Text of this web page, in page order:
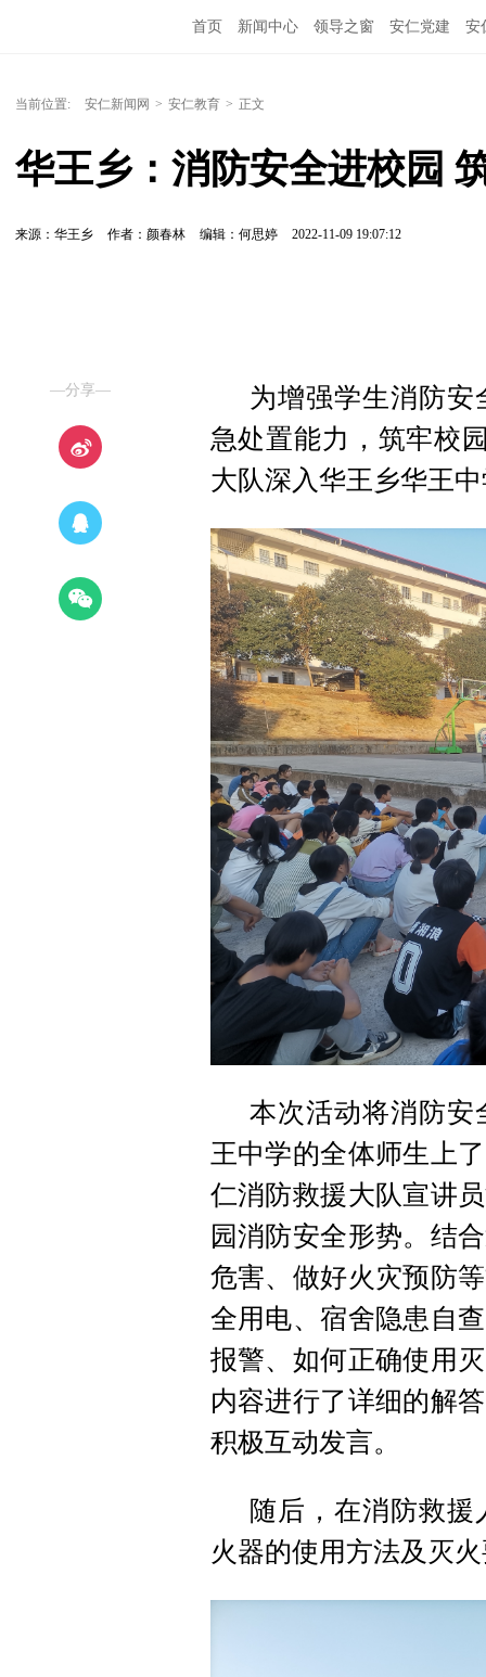
首页 新闻中心 领导之窗 安仁党建 安
当前位置: 安仁新闻网 > 安仁教育 > 正文
华王乡：消防安全进校园
来源：华王乡 作者：颜春林 编辑：何思婷 2022-11-09 19:07:12
—分享—
为增强学生消防
急处置能力，筑牢校
大队深入华王乡华王
本次活动将消防安
王中学的全体师生上
仁消防救援大队宣讲
园消防安全形势。结
危害、做好火灾预防
全用电、宿舍隐患自
报警、如何正确使用
内容进行了详细的解
积极互动发言。
随后，在消防救
火器的使用方法及灭